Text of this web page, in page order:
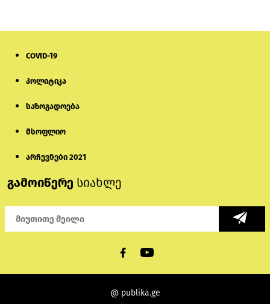
COVID-19
პოლიტიკა
საზოგადოება
მსოფლიო
არჩევნები 2021
გამოიწერე სიახლე
@ publika.ge